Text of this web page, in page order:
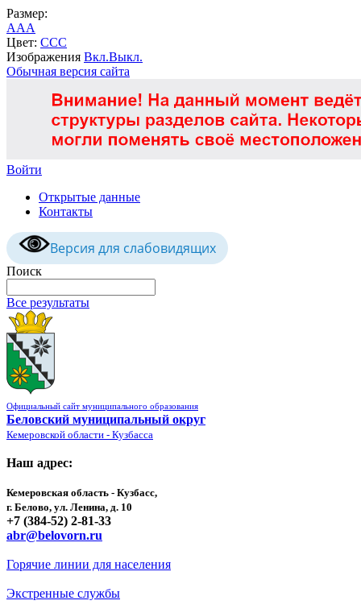
Размер:
AAA
Цвет: CCC
Изображения Вкл.Выкл.
Обычная версия сайта
Войти
Открытые данные
Контакты
Версия для слабовидящих
Поиск
Все результаты
Официальный сайт муниципального образования
Беловский муниципальный округ
Кемеровской области - Кузбасса
Наш адрес:
Кемеровская область - Кузбасс,
г. Белово, ул. Ленина, д. 10
+7 (384-52) 2-81-33
abr@belovorn.ru
Горячие линии для населения
Экстренные службы